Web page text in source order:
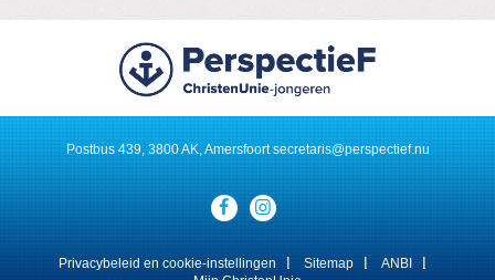
Postbus 439, 3800 AK, Amersfoortsecretaris@perspectief.nu
mediaPrivacybeleid en cookie-instellingen Sitemap
ANBI